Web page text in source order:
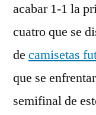
acabar 1-1 la
cuatro que se
de camisetas
que se
semifinal de